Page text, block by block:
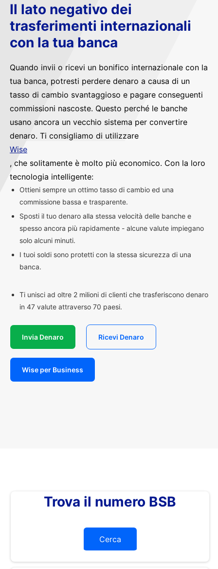
Il lato negativo dei
trasferimenti internazionali
con la tua banca
Quando invii o ricevi un bonifico internazionale con la
tua banca, potresti perdere denaro a causa di un
tasso di cambio svantaggioso e pagare conseguenti
commissioni nascoste. Questo perché le banche
usano ancora un vecchio sistema per convertire
denaro. Ti consigliamo di utilizzare
Wise
, che solitamente è molto più economico. Con la loro
tecnologia intelligente:
Ottieni sempre un ottimo tasso di cambio ed una
commissione bassa e trasparente.
Sposti il tuo denaro alla stessa velocità delle banche e
spesso ancora più rapidamente - alcune valute impiegano
solo alcuni minuti.
I tuoi soldi sono protetti con la stessa sicurezza di una
banca.
Ti unisci ad oltre 2 milioni di clienti che trasferiscono denaro
in 47 valute attraverso 70 paesi.
Invia Denaro Ricevi Denaro
Wise per Business
Trova il numero BSB
Cerca